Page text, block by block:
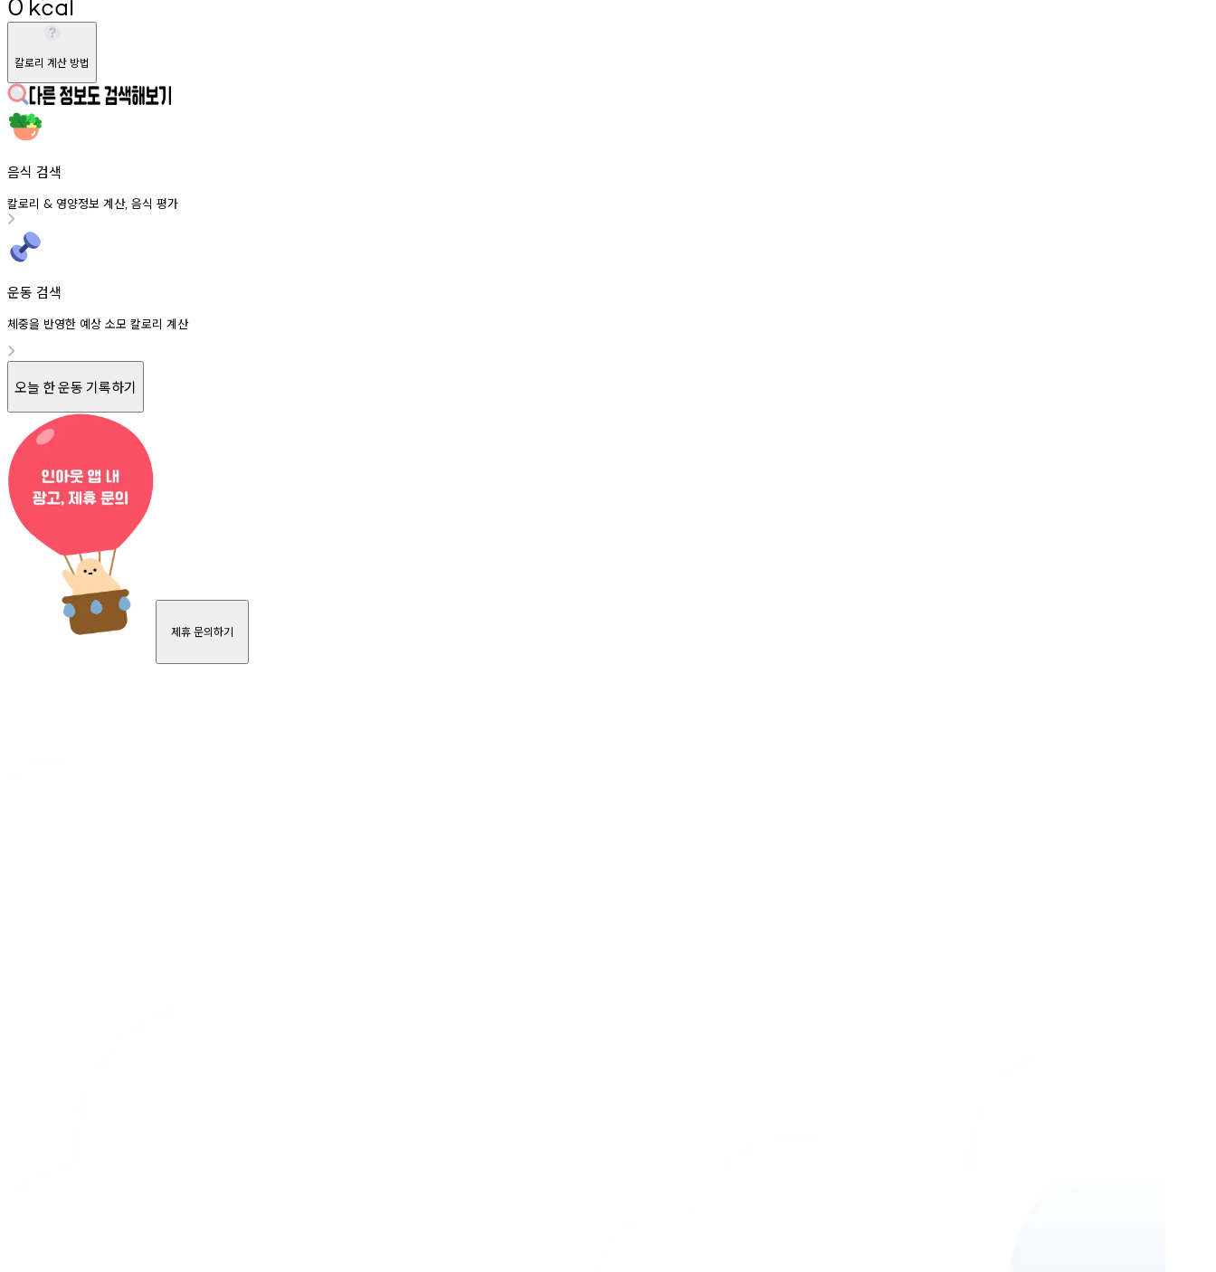
0 kcal
칼로리 계산 방법
음식 검색
칼로리 & 영양정보 계산, 음식 평가
운동 검색
체중을 반영한 예상 소모 칼로리 계산
오늘 한 운동 기록하기
제휴 문의하기